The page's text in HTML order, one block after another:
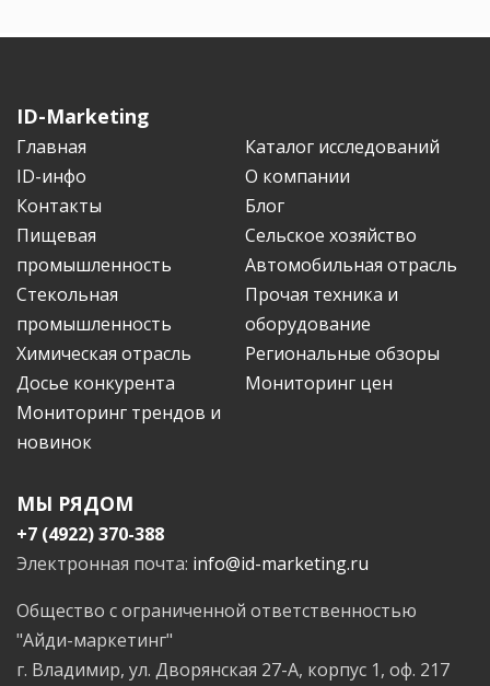
ID-Marketing
Главная
Каталог исследований
ID-инфо
О компании
Контакты
Блог
Пищевая
промышленность
Сельское хозяйство
Автомобильная отрасль
Стекольная
промышленность
Прочая техника и
оборудование
Химическая отрасль
Региональные обзоры
Досье конкурента
Мониторинг цен
Мониторинг трендов и
новинок
МЫ РЯДОМ
+7 (4922) 370-388
Электронная почта: info@id-marketing.ru
Общество с ограниченной ответственностью
"Айди-маркетинг"
г. Владимир, ул. Дворянская 27-А, корпус 1, оф. 217